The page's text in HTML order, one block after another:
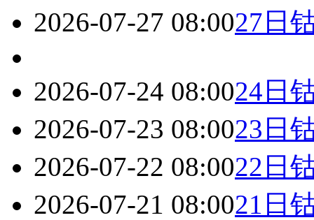
2026-07-27 08:0027日
2026-07-24 08:0024日
2026-07-23 08:0023日
2026-07-22 08:0022日
2026-07-21 08:0021日